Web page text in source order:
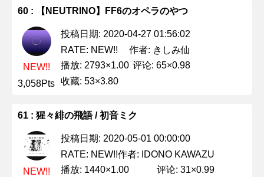
60 : 【NEUTRINO】FF6のオペラのやつ
NEW!!
3,058Pts
投稿日期: 2020-04-27 01:56:02
RATE: NEW!!
作者: きしみ仙
播放: 2793×1.00 评论: 65×0.98
收藏: 53×3.80
61 : 猩々緋の飛語 / 初音ミク
NEW!!
投稿日期: 2020-05-01 00:00:00
RATE: NEW!!作者: IDONO KAWAZU
播放: 1440×1.00
评论: 31×0.99